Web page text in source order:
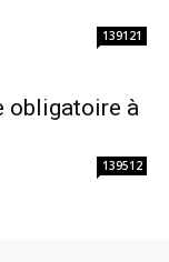
139121
obligatoire à
139512